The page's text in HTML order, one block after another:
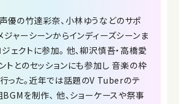
優の竹達彩奈、小林ゆうなどのサポ
ジャーシーンからインディーズシーンま
ェクトに参加。 他、柳沢慎吾・高橋愛
トとのセッションにも参加し 音楽の枠
った。近年では話題のV Tuberのテ
BGMを制作、 他、ショーケースや祭事